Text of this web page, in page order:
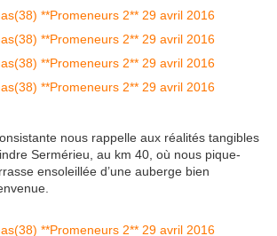
nous rappelle aux réalités tangibles
Sermérieu, au km 40, où nous pique-
ensoleillée d’une auberge bien